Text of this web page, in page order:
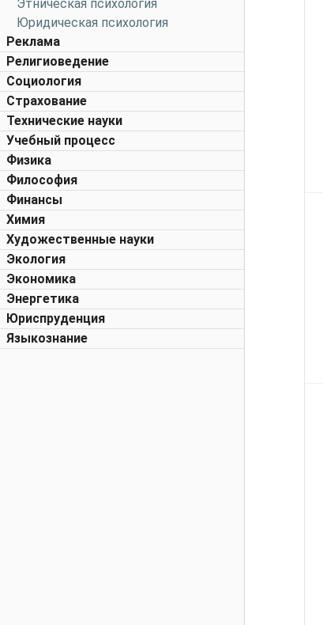
Этническая психология
Юридическая психология
Реклама
Религиоведение
Социология
Страхование
Технические науки
Учебный процесс
Физика
Философия
Финансы
Химия
Художественные науки
Экология
Экономика
Энергетика
Юриспруденция
Языкознание